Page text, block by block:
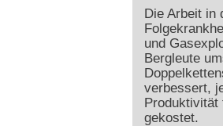
Die Arbeit in
und
Bergleute
verbessert,
Produktivität
gekostet.